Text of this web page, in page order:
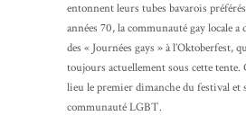
entonnent leurs tubes bavarois
années 70, la communauté gay locale a
des « Journées gays » à l’Oktoberfest,
toujours actuellement sous cette tente.
lieu le premier dimanche du festival et
communauté LGBT.